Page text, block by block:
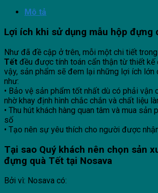
Mô tả
Lợi ích khi sử dụng mẫu hộp đựng
Như đã đề cập ở trên, mỗi một chi tiết trong
Tết đều được tính toán cẩn thận từ thiết kế
vậy, sản phẩm sẽ đem lại những lợi ích lớn
như:
• Bảo vệ sản phẩm tốt nhất dù có phải vận
nhờ khay định hình chắc chắn và chất liệu
• Thu hút khách hàng quan tâm và mua sản
số
• Tạo nên sự yêu thích cho người được
Tại sao Quý khách nên chọn sản
đựng quà Tết tại Nosava
Bởi vì: Nosava có: